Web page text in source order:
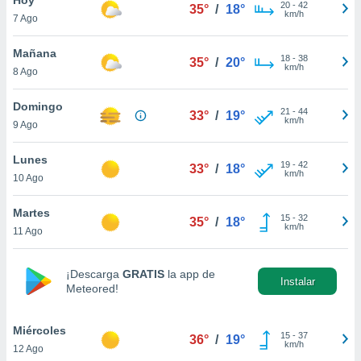
en
más
nuestra
de
aceptar
de
7 Ago
35° / 18° 20- 42
km/h
Mañana
8 Ago
35° / 20° 18- 38
km/h
Domingo
9 Ago
33° / 19° 21 - 44
km/h
Lunes
10 Ago
33° / 18° 19- 42
km/h
Martes
11 Ago
35° / 18° 15- 32
km/h
¡Descarga GRATIS la app de
Meteored!
Instalar
Miércoles
12 Ago
36° / 19° 15- 37
km/h